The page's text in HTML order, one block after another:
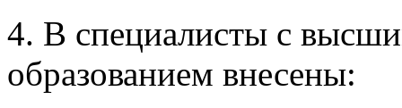
4. В специалисты с
образованием внесены: